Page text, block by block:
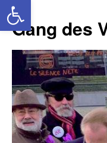
Aller
au
contenu
Gang des